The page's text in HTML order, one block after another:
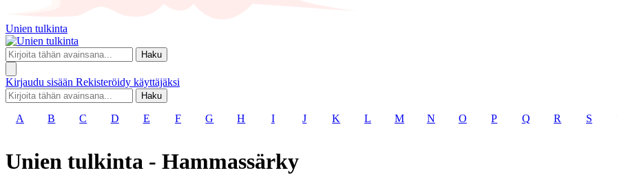
Unien tulkinta
Haku
Kirjaudu sisään Rekisteröidy käyttäjäksi
Haku
A B C D E F G H I J K L M N O P Q R S
Unien tulkinta - Hammassärky